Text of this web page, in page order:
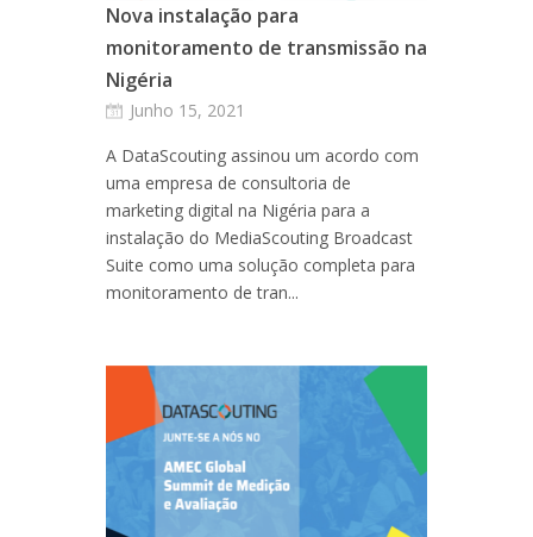
Nova instalação para
monitoramento de transmissão na
Nigéria
Junho 15, 2021
A DataScouting assinou um acordo com
uma empresa de consultoria de
marketing digital na Nigéria para a
instalação do MediaScouting Broadcast
Suite como uma solução completa para
monitoramento de tran...